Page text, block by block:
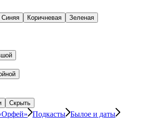
Синяя Коричневая Зеленая
Скрыть
Подкасты Былое и даты